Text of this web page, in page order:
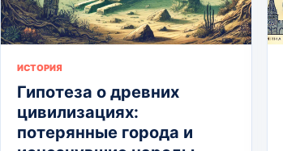
ИСТОРИЯ
Гипотеза о древних
цивилизациях:
потерянные города и